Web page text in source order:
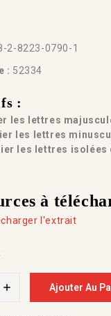
2-8223-0790-1
: 52334
:
les lettres
les lettres
les lettres isolées
à
l'extrait
Ajouter Au